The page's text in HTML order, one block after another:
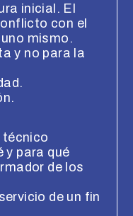
inicial. El
con el
mismo.
y no para la
técnico
y para qué
de los
de un fin